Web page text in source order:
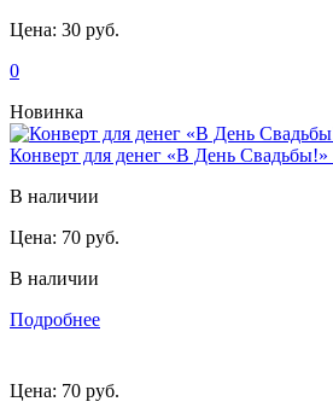
Цена: 30 руб.
0
Новинка
Конверт для денег «В День Свадьбы!»
В наличии
Цена: 70 руб.
В наличии
Подробнее
Цена: 70 руб.